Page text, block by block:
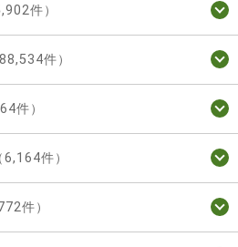
件）
件）
件）
6,164件）
件）